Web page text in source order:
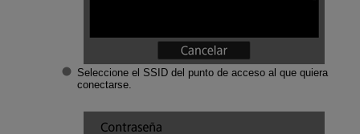
Seleccione el SSID del punto de acceso al que quiera
conectarse.